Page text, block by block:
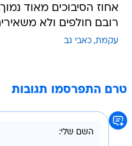
רובם חולפים ולא
עקמת כאבי גב
טרם התפרסמו תגובות